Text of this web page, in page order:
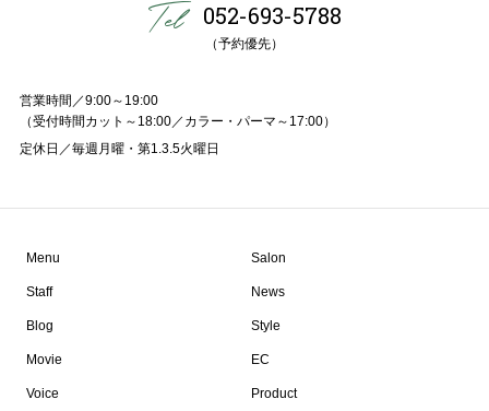
052-693-5788
（予約優先）
営業時間／9:00～19:00
（受付時間カット～18:00／カラー・パーマ～17:00）
定休日／毎週月曜・第1.3.5火曜日
Menu Salon
Staff News
Blog Style
Movie EC
Voice Product